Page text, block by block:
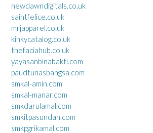
newdawndigitals.co.uk
saintfelice.co.uk
mrjapparel.co.uk
kinkycatalog.co.uk
thefaciahub.co.uk
yayasanbinabakti.com
paudtunasbangsa.com
smkal-amin.com
smkal-manar.com
smkdarulamal.com
smkitpasundan.com
smkpgrikamal.com